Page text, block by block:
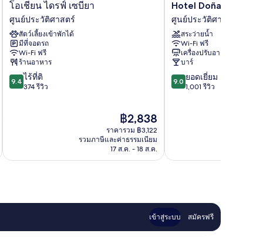
โอ
เชีย
น
ไดรฟ์
เซ
บียา
ศูนย์
ประวัติศาสตร์
โอเชียน ไดรฟ์ เซบียา
ศูนย์ประวัติศาสตร์
สัตว์เลี้ยงเข้าพักได้
มีที่จอดรถ
Wi-Fi ฟรี
ร้านอาหาร
9.4
จาก
9.4 ไร้ที่ติ
374 รีวิว
ราคา
ปัจจุบัน
คือ
฿2,838
฿2,838
ราคารวม ฿3,122
รวมภาษีและค่าธรรมเนียม
17 ส.ค. - 18 ส.ค.
Hotel
Doña
Maria
ศูนย์
ประวัติศาสตร์
Hotel Doña Maria
ศูนย์ประวัติศาสตร์
สระว่ายน้ำ
Wi-Fi ฟรี
เครื่องปรับอากาศ
บาร์
9.0
จาก
9.0 ยอดเยี่ยม
1,001 รีวิว
เข้าสู่ระบบ สมัครฟรี